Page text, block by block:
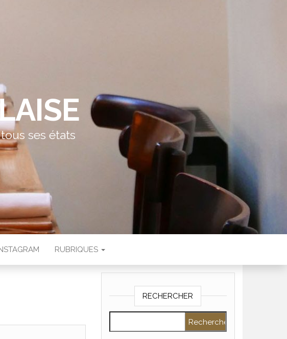
ses états
RUBRIQUES
RECHERCHER